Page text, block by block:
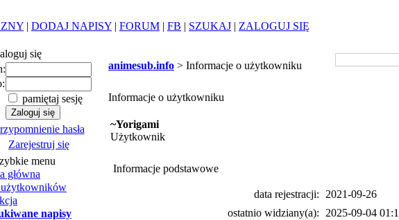
| DODAJ NAPISY | FORUM | FB | SZUKAJ | ZALOGUJ SIĘ
się
pamiętaj sesję
hasła
Zarejestruj się
menu
główna
napisy
animesub.info > Informacje o użytkowniku
Informacje o użytkowniku
~Yorigami
Użytkownik
Informacje podstawowe
data rejestracji:
2021-09-26
ostatnio widziany(a):
2025-09-04